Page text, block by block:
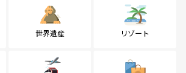
世界遺産 リゾート